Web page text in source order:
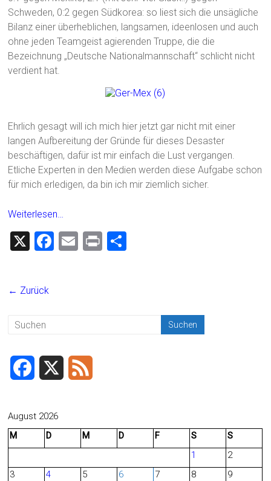
Schweden, 0:2 gegen Südkorea: so liest sich die unsägliche
Bilanz einer überheblichen, langsamen, ideenlosen und auch
ohne jeden Teamgeist agierenden Truppe, die die
Bezeichnung „Deutsche Nationalmannschaft“ schlicht nicht
verdient hat.
Ehrlich gesagt will ich mich hier jetzt gar nicht mit einer
langen Aufbereitung der Gründe für dieses Desaster
beschäftigen, dafür ist mir einfach die Lust vergangen.
Etliche Experten in den Medien werden diese Aufgabe schon
für mich erledigen, da bin ich mir ziemlich sicher.
Weiterlesen…
X
F
E
Pr
← Zurück
c
b
August 2026
M
D M D F S
S
1
2
3
4 5 6 7 8
9